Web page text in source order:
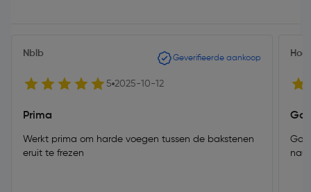
Nblb Geverifieerde aankoop
5 2025-10-12
Prima
Werkt prima om harde voegen tussen de bakstenen
eruit te frezen